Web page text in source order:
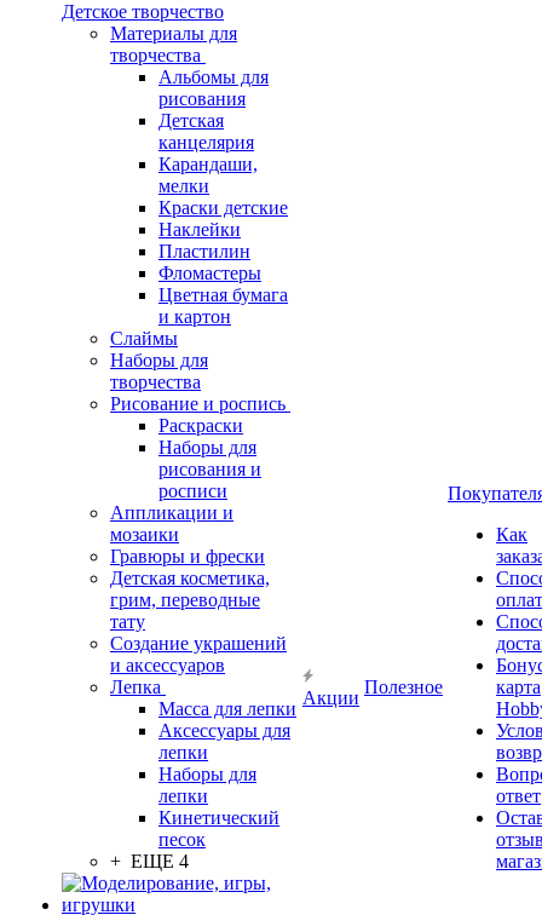
Детское творчество
Материалы для
творчества
Альбомы для
рисования
Детская
канцелярия
Карандаши,
мелки
Краски детские
Наклейки
Пластилин
Фломастеры
Цветная бумага
и картон
Слаймы
Наборы для
творчества
Рисование и роспись
Раскраски
Наборы для
рисования и
росписи
Аппликации и
мозаики
Гравюры и фрески
Детская косметика,
грим, переводные
тату
Создание украшений
и аксессуаров
Лепка
Масса для лепки
Аксессуары для
лепки
Наборы для
лепки
Кинетический
песок
+ ЕЩЕ 4
Акции
Полезное
Как
карта
ответ